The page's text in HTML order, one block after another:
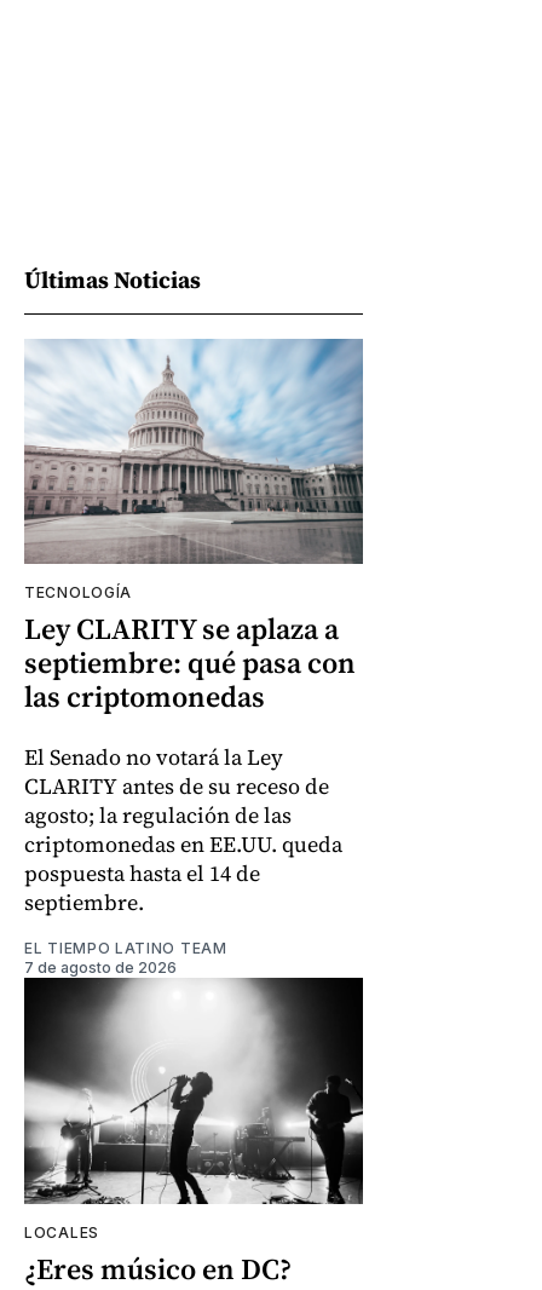
Últimas Noticias
TECNOLOGÍA
Ley CLARITY se aplaza a
septiembre: qué pasa con
las criptomonedas
El Senado no votará la Ley
CLARITY antes de su receso de
agosto; la regulación de las
criptomonedas en EE.UU. queda
pospuesta hasta el 14 de
septiembre.
EL TIEMPO LATINO TEAM
7 de agosto de 2026
LOCALES
¿Eres músico en DC?